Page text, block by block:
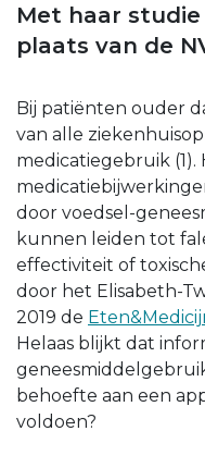
Met haar
plaats van de
Bij patiënten ouder
van alle
medicatiegebruik
door voedsel-
kunnen leiden tot
effectiviteit of
door het Elisabeth-
2019 de
Helaas blijkt dat
behoefte aan een
voldoen?